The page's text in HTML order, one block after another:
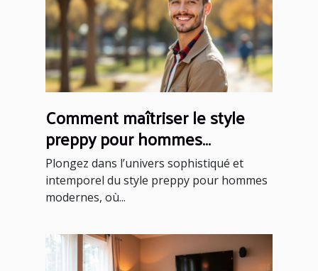
Comment maîtriser le style
preppy pour hommes
modernes ?
Plongez dans l’univers sophistiqué et
intemporel du style preppy pour hommes
modernes, où...